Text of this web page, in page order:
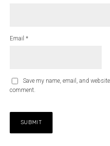
Email *
Save my name, email, and
comment.